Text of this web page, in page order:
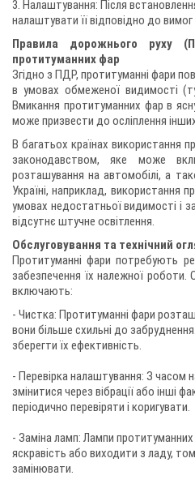
3. Налаштування: Після
налаштувати її відповідно до
Правила дорожнього руху
протитуманних фар
Згідно з ПДР, протитуманні фари
в умовах обмеженої видимості
Вмикання протитуманних фар в
може призвести до осліплення
В багатьох країнах використання
законодавством, яке може
розташування на автомобілі, а
Україні, наприклад, використання
умовах недостатньої видимості і
відсутнє штучне освітлення.
Обслуговування та технічний
Протитуманні фари потребують
забезпечення їх належної роботи.
включають:
- Чистка: Протитуманні фари
вони більше схильні до
зберегти їх ефективність.
- Перевірка налаштування: З часом
змінитися через вібрації або інші
періодично перевіряти і коригувати.
- Заміна ламп: Лампи
яскравість або виходити з ладу,
замінювати.